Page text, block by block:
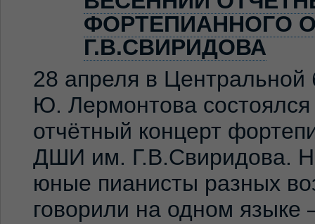
ФОРТЕПИАННОГО
Г.В.СВИРИДОВА
28 апреля в
Ю. Лермонтова состоялся
отчётный концерт
ДШИ им. Г.В.Свиридова.
юные пианисты разных
говорили на одном